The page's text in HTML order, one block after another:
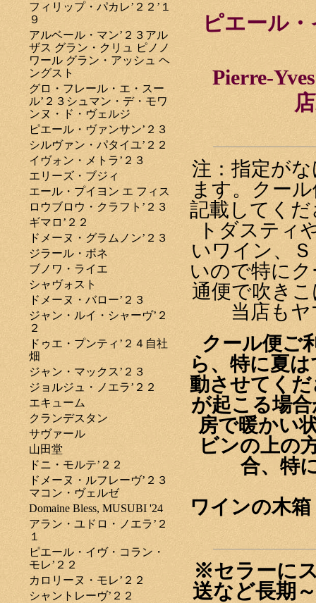
フィリップ・パカレ’２２’１
９
アルベール・マン’２３アル
ザス グラン・クリュ ピノノ
ワール グラン・アッシュ ヘ
ングスト
グロ・フレール・エ・スー
ル’２３シュマン・デ・モワ
ンヌ・ド・ヴェルジ
ピエール・ヴァンサン’２３
シルヴァン・パタイユ’２２
イヴォン・メトラ’２３
エリーズ・ブジィ
エール・プイヨン エ フィス
ロウブロウ・クラフト’２３
ギマロ’２２
ドメーヌ・グラムノン’２３
ジラール・ボネ
ブノワ・ライエ
シャヴォスト
ドメーヌ・バロー’２３
ジャン・ルイ・シャーヴ’２
２
ドゥエ・プンティ’２４自社
畑
ジャン・マックス’２３
ジョルジュ・ノエラ’２２
エキューム
クランデスタン
サヴァール
山田堂
ドニ・モルテ’２２
ドメーヌ・ルフレーヴ’２３
マコン・ヴェルゼ
Domaine Bless, MUSUBI '24
アラン・ユドロ・ノエラ’２
１
ピエール・イヴ・コラン・
モレ’２２
カロリーヌ・モレ’２２
シャントレーヴ’２２
ピエール
Pierre-
注：指定が
ます。クー
記載してく
トダスティ
いワイン、
いので特に
通便で吹き
当店も
クール便ご
ら、特に夏
動させてく
が起こる場
房で暖かい
ビンの上の
合、特
ワインの木
※セラーに
送など長期